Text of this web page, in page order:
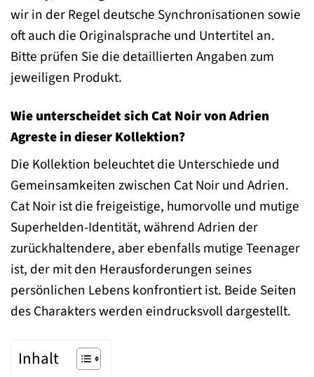
wir in der Regel deutsche Synchronisationen sowie
oft auch die Originalsprache und Untertitel an.
Bitte prüfen Sie die detaillierten Angaben zum
jeweiligen Produkt.
Wie unterscheidet sich Cat Noir von Adrien
Agreste in dieser Kollektion?
Die Kollektion beleuchtet die Unterschiede und
Gemeinsamkeiten zwischen Cat Noir und Adrien.
Cat Noir ist die freigeistige, humorvolle und mutige
Superhelden-Identität, während Adrien der
zurückhaltendere, aber ebenfalls mutige Teenager
ist, der mit den Herausforderungen seines
persönlichen Lebens konfrontiert ist. Beide Seiten
des Charakters werden eindrucksvoll dargestellt.
Inhalt